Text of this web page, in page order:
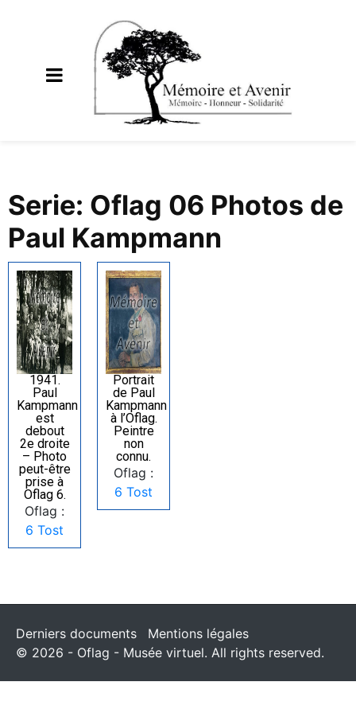
Serie: Oflag 06 Photos de
Paul Kampmann
1941.
Paul
Kampmann
est
debout
2e droite
– Photo
peut-être
prise à
Oflag 6.
Oflag :
6 Tost
Portrait
de Paul
Kampmann
à l’Oflag.
Peintre
non
connu.
Oflag :
6 Tost
Derniers documents
Mentions légales
© 2026 - Oflag - Musée virtuel. All rights reserved.